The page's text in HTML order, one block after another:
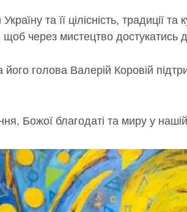
та її цілісність,
щоб через мистецтво
голова Валерій Коровій
Божої благодаті та миру у нашій